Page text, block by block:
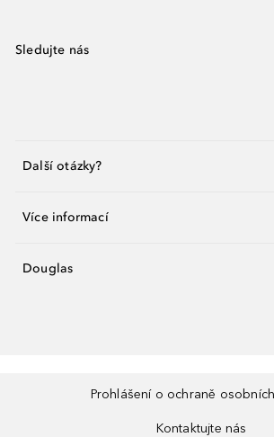
Sledujte nás
Další otázky?
Více informací
Douglas
Prohlášení o ochraně
Kontaktujte nás